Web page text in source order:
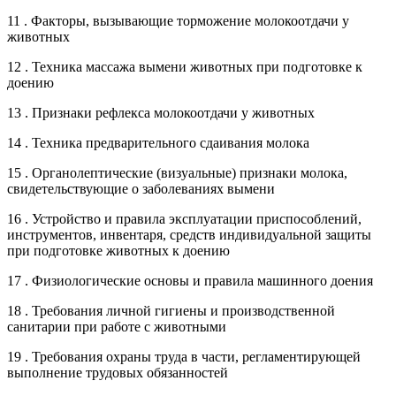
11 . Факторы, вызывающие торможение молокоотдачи у
животных
12 . Техника массажа вымени животных при подготовке к
доению
13 . Признаки рефлекса молокоотдачи у животных
14 . Техника предварительного сдаивания молока
15 . Органолептические (визуальные) признаки молока,
свидетельствующие о заболеваниях вымени
16 . Устройство и правила эксплуатации приспособлений,
инструментов, инвентаря, средств индивидуальной защиты
при подготовке животных к доению
17 . Физиологические основы и правила машинного доения
18 . Требования личной гигиены и производственной
санитарии при работе с животными
19 . Требования охраны труда в части, регламентирующей
выполнение трудовых обязанностей